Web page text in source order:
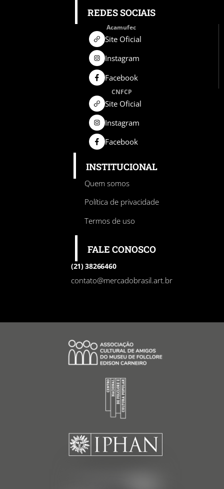
REDES SOCIAIS
Acamufec
Site Oficial
Instagram
Facebook
CNFCP
Site Oficial
Instagram
Facebook
INSTITUCIONAL
Quem somos
Política de privacidade
Termos de uso
FALE CONOSCO
(21) 38266460
contato@mercadobrasil.art.br